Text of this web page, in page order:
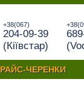
+38(067)
204-09-39
(Кiївстар)
ЧЕРЕНКИ